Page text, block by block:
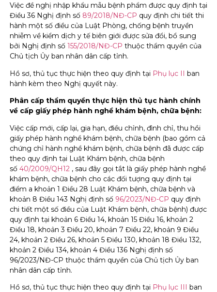
Việc đề nghị nhập khẩu mẫu bệnh phẩm được quy định tại
Điều 36 Nghị định số 89/2018/NĐ-CP quy định chi tiết thi
hành một số điều của Luật Phòng, chống bệnh truyền
nhiễm về kiểm dịch y tế biên giới được sửa đổi, bổ sung
bởi Nghị định số 155/2018/NĐ-CP thuộc thẩm quyền của
Chủ tịch Ủy ban nhân dân cấp tỉnh.
Hồ sơ, thủ tục thực hiện theo quy định tại Phụ lục II ban
hành kèm theo Nghị quyết này.
Phân cấp thẩm quyền thực hiện thủ tục hành chính
về cấp giấy phép hành nghề khám bệnh, chữa bệnh:
Việc cấp mới, cấp lại, gia hạn, điều chỉnh, đình chỉ, thu hồi
giấy phép hành nghề khám bệnh, chữa bệnh (bao gồm cả
chứng chỉ hành nghề khám bệnh, chữa bệnh đã được cấp
theo quy định tại Luật Khám bệnh, chữa bệnh
số 40/2009/QH12 , sau đây gọi tắt là giấy phép hành nghề
khám bệnh, chữa bệnh cho các đối tượng quy định tại
điểm a khoản 1 Điều 28 Luật Khám bệnh, chữa bệnh và
khoản 8 Điều 143 Nghị định số 96/2023/NĐ-CP quy định
chi tiết một số điều của Luật Khám bệnh, chữa bệnh) được
quy định tại khoản 6 Điều 14, khoản 15 Điều 16, khoản 2
Điều 18, khoản 3 Điều 20, khoản 7 Điều 22, khoản 9 Điều
24, khoản 2 Điều 26, khoản 5 Điều 130, khoản 18 Điều 132,
khoản 2 Điều 134, khoản 4 Điều 136 Nghị định số
96/2023/NĐ-CP thuộc thẩm quyền của Chủ tịch Ủy ban
nhân dân cấp tỉnh.
Hồ sơ, thủ tục thực hiện theo quy định tại Phụ lục III ban